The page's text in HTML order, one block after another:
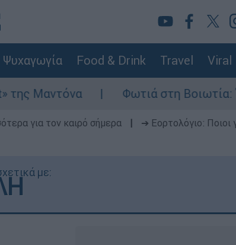
Ψυχαγωγία Food & Drink Travel Viral
Φωτιά στη Βοιωτία: Ίση με έξι
για τον καιρό σήμερα
➔ Εορτολόγιο: Ποιοι
με: